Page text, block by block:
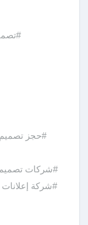
#حجز
#شركات تصميم
#شركة